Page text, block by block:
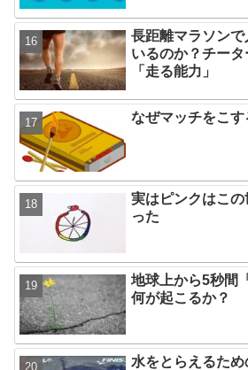
長距離マラソン
いるのか？チー
「走る能力」
なぜマッチをこ
実はピンクはこ
った
地球上から5秒間
何が起こるか？
水をとらえるため